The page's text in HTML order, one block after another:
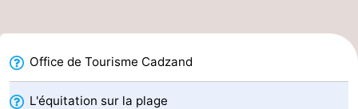
Sportive
Equitation
Glossopètre
Observation
Office de Tourisme Cadzand
L'équitation sur la plage